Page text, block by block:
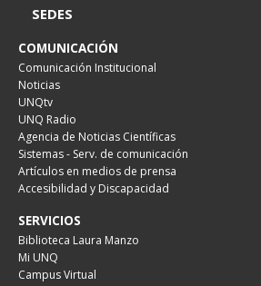
SEDES
COMUNICACIÓN
Comunicación Institucional
Noticias
UNQtv
UNQ Radio
Agencia de Noticias Científicas
Sistemas - Serv. de comunicación
Artículos en medios de prensa
Accesibilidad y Discapacidad
SERVICIOS
Biblioteca Laura Manzo
Mi UNQ
Campus Virtual